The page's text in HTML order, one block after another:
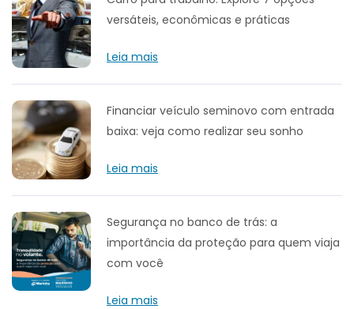
versáteis, econômicas e práticas
Leia mais
Financiar veículo seminovo com entrada
baixa: veja como realizar seu sonho
Leia mais
Segurança no banco de trás: a
importância da proteção para quem viaja
com você
Leia mais